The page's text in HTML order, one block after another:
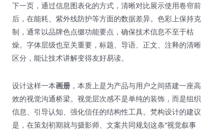
下一页，通过信息图表化的方式，清晰对比展示使用卷帘前
后，在能耗、紫外线防护等方面的数据差异。色彩上保持克
制，通常以品牌色点缀功能要点，确保技术信息不至于枯
燥。字体层级也至关重要，标题、导语、正文、注释的清晰
区分，能让技术讲解变得友好易读。
设计这样一本画册 ，本质上是为产品与用户之间搭建一座高
效的视觉沟通桥梁。视觉层次感不是单纯的装饰，而是组织
信息、引导认知、强化信任的结构性工具。梵构设计的建议
是，在策划初期就与摄影师、文案共同规划这条“视觉叙事